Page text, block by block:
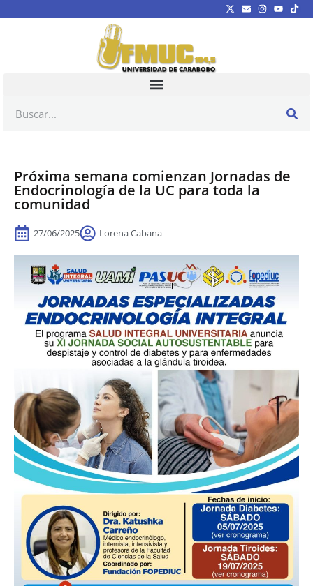
Próxima semana comienzan Jornadas de
Endocrinología de la UC para toda la
comunidad
27/06/2025 Lorena Cabana